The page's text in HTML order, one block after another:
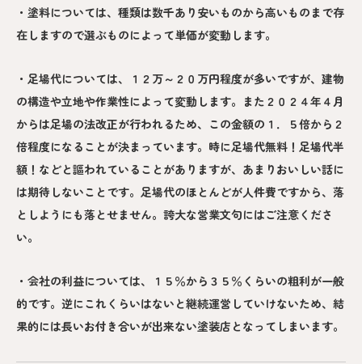
・塗料については、種類は数千あり安いものから高いものまで存
在しますので選ぶものによって単価が変動します。
・足場代については、１２万～２０万円程度が多いですが、建物
の構造や立地や作業性によって変動します。また２０２４年４月
からは足場の法改正が行われるため、この金額の１．５倍から２
倍程度になることが決まっています。時に足場代無料！足場代半
額！などと謳われていることがありますが、あまりおいしい話に
は期待しないことです。足場代のほとんどが人件費ですから、落
としようにも落とせません。誇大な営業文句にはご注意くださ
い。
・会社の利益については、１５％から３５％くらいの粗利が一般
的です。逆にこれくらいはないと継続運営していけないため、結
果的には長いお付き合いが出来ない塗装店となってしまいます。